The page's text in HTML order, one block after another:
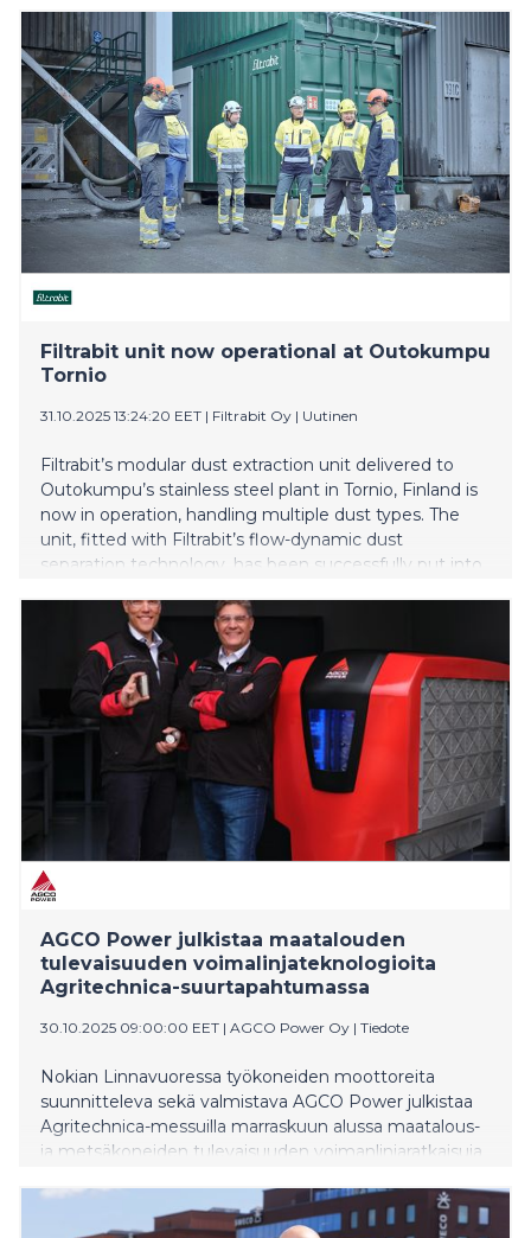
Results appear within minutes and are priced at just
cents per bill, eliminating economic barriers to
accurate Scope-3 account
Filtrabit unit now operational at Outokumpu
Tornio
31.10.2025 13:24:20 EET | Filtrabit Oy | Uutinen
Filtrabit’s modular dust extraction unit delivered to
Outokumpu’s stainless steel plant in Tornio, Finland is
now in operation, handling multiple dust types. The
unit, fitted with Filtrabit’s flow-dynamic dust
separation technology, has been successfully put into
The unit is located adjacent to a material stock house,
where it attaches to the hooding of the feeding
conveyor system at a hopper. Numerous valuable
alloying elements are handled at this station as they
are fed into the process at precise times as part of
making high-quality stainless steel and other specialty
AGCO Power julkistaa maatalouden
tulevaisuuden voimalinjateknologioita
Agritechnica-suurtapahtumassa
30.10.2025 09:00:00 EET | AGCO Power Oy | Tiedote
Nokian Linnavuoressa työkoneiden moottoreita
suunnitteleva sekä valmistava AGCO Power julkistaa
Agritechnica-messuilla marraskuun alussa maatalous-
ja metsäkoneiden tulevaisuuden voimanlinjaratkaisuja
suurin ja tärkein tapahtuma, joka kokoaa viljelijät,
urakoitsijat, jälleenmyyjät ja valmistajat joka toinen